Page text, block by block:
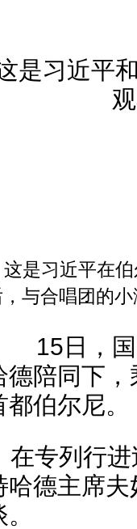
是习近平
是习近平在伯
，与合唱团的
15日，国
德陪同下
都伯尔尼。
在专列行
哈德主席